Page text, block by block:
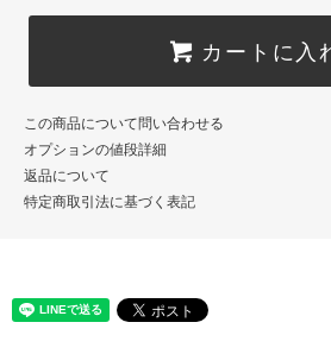
カートに入
この商品について問い合わせる
オプションの値段詳細
返品について
特定商取引法に基づく表記